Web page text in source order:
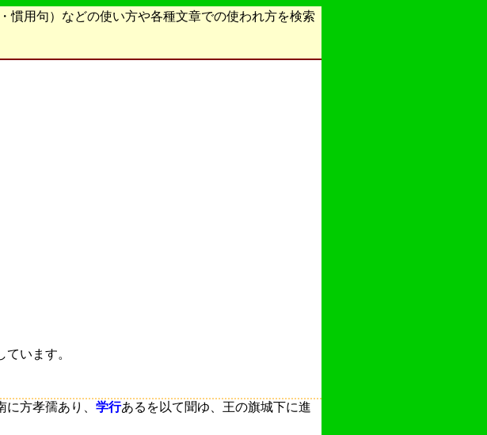
慣用句）などの使い方や各種文章での使われ方を検索
います。
方孝孺あり、 学行あるを以て聞ゆ、王の旗城下に進